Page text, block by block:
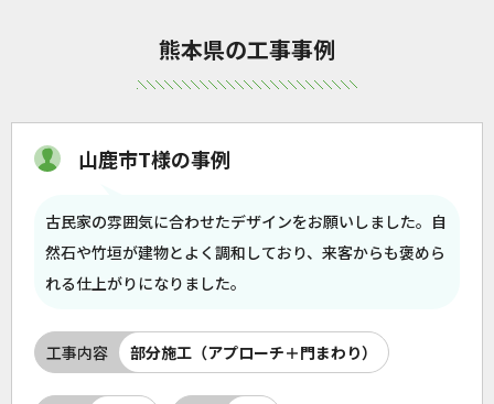
熊本県の工事事例
山鹿市T様の事例
古民家の雰囲気に合わせたデザインをお願いしました。自
然石や竹垣が建物とよく調和しており、来客からも褒めら
れる仕上がりになりました。
工事内容 部分施工（アプローチ＋門まわり）